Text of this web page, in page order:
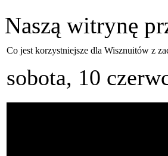
Naszą witrynę
Co jest korzystniejsze dla Wisznuitów z
sobota, 10